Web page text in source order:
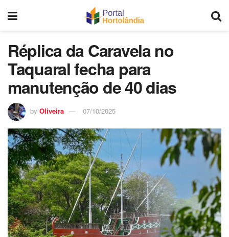
Réplica da Caravela no
Taquaral fecha para
manutenção de 40 dias
by Oliveira 07/10/2025